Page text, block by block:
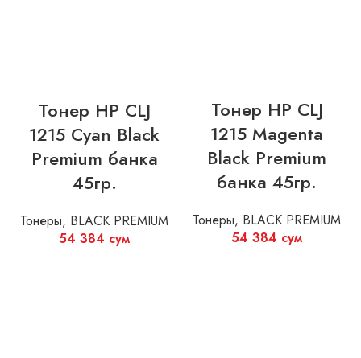
Тонер HP CLJ
1215 Cyan Black
Premium банка
45гр.
Тонеры, BLACK PREMIUM
54 384 сум
Тонер HP CLJ
1215 Magenta
Black Premium
банка 45гр.
Тонеры, BLACK PREMIUM
54 384 сум